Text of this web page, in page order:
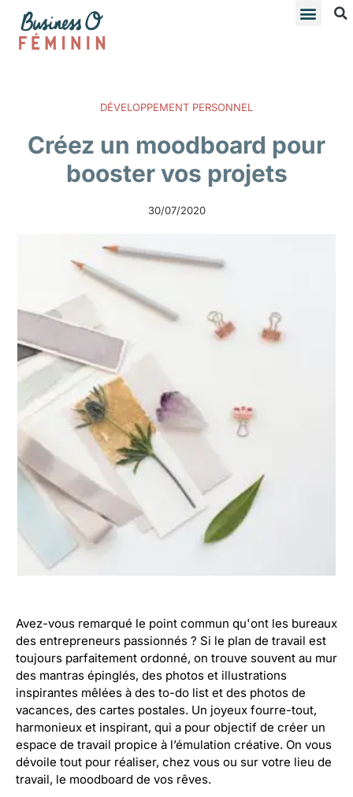
DÉVELOPPEMENT PERSONNEL
Créez un moodboard pour
booster vos projets
30/07/2020
Avez-vous remarqué le point commun qu'ont les bureaux
des entrepreneurs passionnés ? Si le plan de travail est
toujours parfaitement ordonné, on trouve souvent au mur
des mantras épinglés, des photos et illustrations
inspirantes mêlées à des to-do list et des photos de
vacances, des cartes postales. Un joyeux fourre-tout,
harmonieux et inspirant, qui a pour objectif de créer un
espace de travail propice à l’émulation créative. On vous
dévoile tout pour réaliser, chez vous ou sur votre lieu de
travail, le moodboard de vos rêves.